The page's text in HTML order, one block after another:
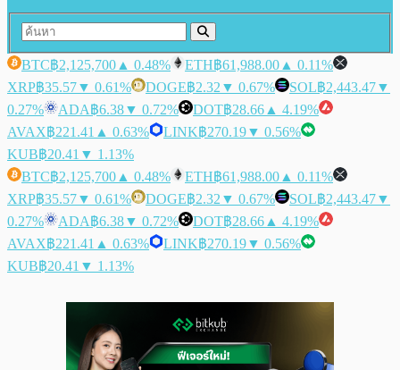
BTC฿2,125,700 ▲ 0.48% ETH฿61,988.00 ▲ 0.11%
XRP฿35.57▼ 0.61% DOGE฿2.32 ▼ 0.67% SOL฿2,443.47▼
0.27%
ADA฿6.38▼ 0.72% DOT฿28.66 ▲ 4.19%
AVAX฿221.41 ▲ 0.63% LINK฿270.19▼ 0.56%
KUB฿20.41 ▼ 1.13%
BTC฿2,125,700 ▲ 0.48% ETH฿61,988.00 ▲ 0.11%
XRP฿35.57▼ 0.61% DOGE฿2.32 ▼ 0.67% SOL฿2,443.47▼
0.27%
ADA฿6.38▼ 0.72% DOT฿28.66 ▲ 4.19%
AVAX฿221.41 ▲ 0.63% LINK฿270.19▼ 0.56%
KUB฿20.41 ▼ 1.13%